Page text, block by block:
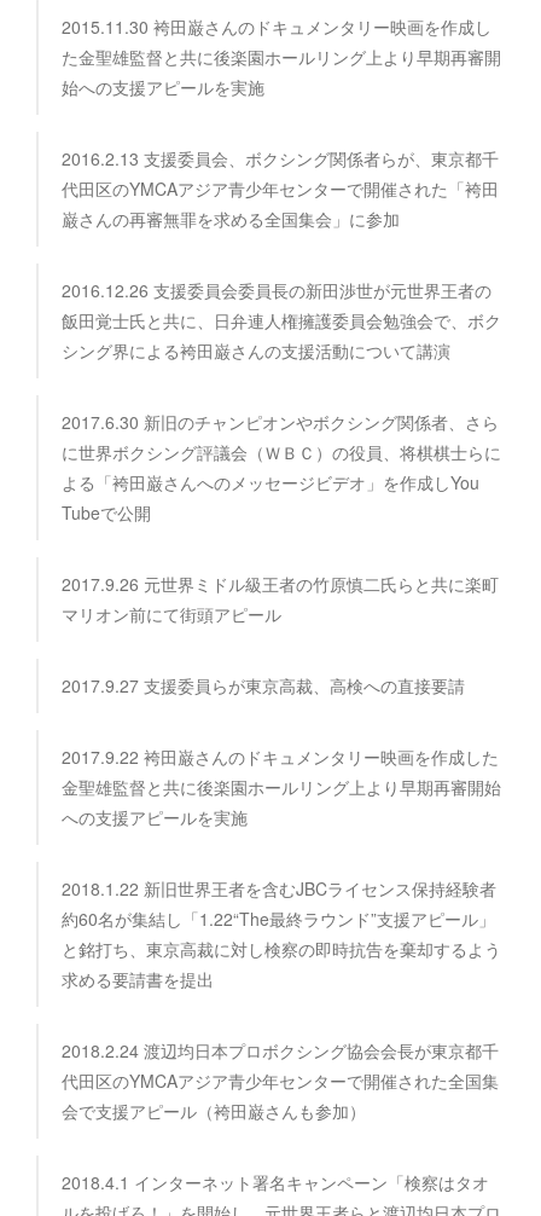
2015.11.30 袴田巌さんのドキュメンタリー映画を作成し
た金聖雄監督と共に後楽園ホールリング上より早期再審開
始への支援アピールを実施
2016.2.13 支援委員会、ボクシング関係者らが、東京都千
代田区のYMCAアジア青少年センターで開催された「袴田
巌さんの再審無罪を求める全国集会」に参加
2016.12.26 支援委員会委員長の新田渉世が元世界王者の
飯田覚士氏と共に、日弁連人権擁護委員会勉強会で、ボク
シング界による袴田巌さんの支援活動について講演
2017.6.30 新旧のチャンピオンやボクシング関係者、さら
に世界ボクシング評議会（ＷＢＣ）の役員、将棋棋士らに
よる「袴田巌さんへのメッセージビデオ」を作成しYou
Tubeで公開
2017.9.26 元世界ミドル級王者の竹原慎二氏らと共に楽町
マリオン前にて街頭アピール
2017.9.27 支援委員らが東京高裁、高検への直接要請
2017.9.22 袴田巌さんのドキュメンタリー映画を作成した
金聖雄監督と共に後楽園ホールリング上より早期再審開始
への支援アピールを実施
2018.1.22 新旧世界王者を含むJBCライセンス保持経験者
約60名が集結し「1.22“The最終ラウンド”支援アピール」
と銘打ち、東京高裁に対し検察の即時抗告を棄却するよう
求める要請書を提出
2018.2.24 渡辺均日本プロボクシング協会会長が東京都千
代田区のYMCAアジア青少年センターで開催された全国集
会で支援アピール（袴田巌さんも参加）
2018.4.1 インターネット署名キャンペーン「検察はタオ